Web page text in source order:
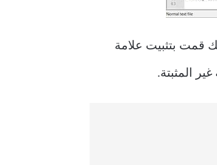
قمت بتثبيت علامة
المثبتة.